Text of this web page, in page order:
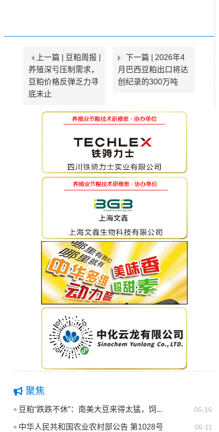
上一篇 |
豆粕周报 |
养殖深亏压制需求，
豆粕价格反弹乏力寻
底未止
下一篇 | 2026年4
月巴西豆粕出口将达
创纪录的300万吨
聚焦
06-16
豆粕“跌跌不休”：南美大豆来得太猛，饲...
06-11
中华人民共和国农业农村部公告 第1028号